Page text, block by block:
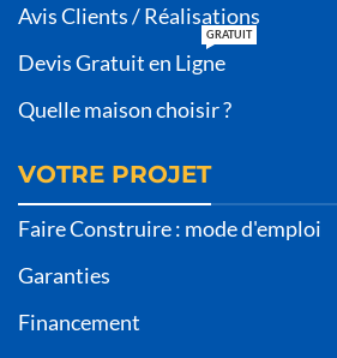
Avis Clients / Réalisations
Devis Gratuit en Ligne
GRATUIT
Quelle maison choisir ?
VOTRE PROJET
Faire Construire : mode d'emploi
Garanties
Financement